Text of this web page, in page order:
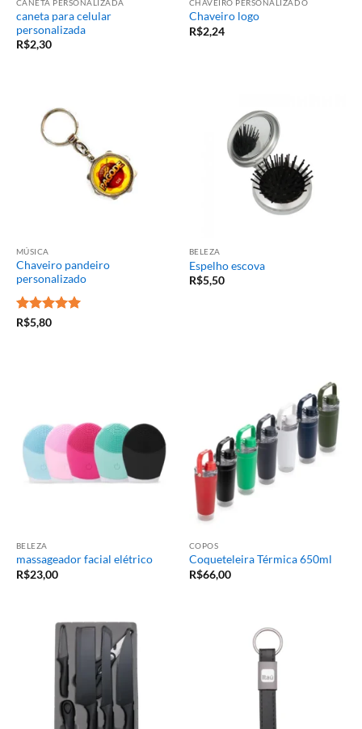
CANETA PERSONALIZADA
caneta para celular
personalizada
R$2,30
CHAVEIRO PERSONALIZADO
Chaveiro logo
R$2,24
MÚSICA
Chaveiro pandeiro
personalizado
Avaliação
R$5,80
BELEZA
Espelho escova
R$5,50
BELEZA
massageador facial elétrico
R$23,00
COPOS
Coqueteleira Térmica 650ml
R$66,00